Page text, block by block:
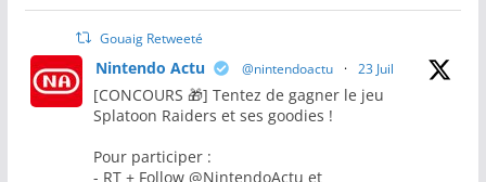
Gouaig Retweeté
Nintendo Actu @nintendoactu · 23 Juil
[CONCOURS 🎁] Tentez de gagner le jeu
Splatoon Raiders et ses goodies !
Pour participer :
- RT + Follow @NintendoActu et